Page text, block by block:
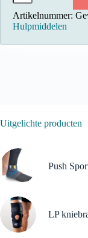
Artikelnummer:
Hulpmiddelen
Uitgelichte producten
Push
LP